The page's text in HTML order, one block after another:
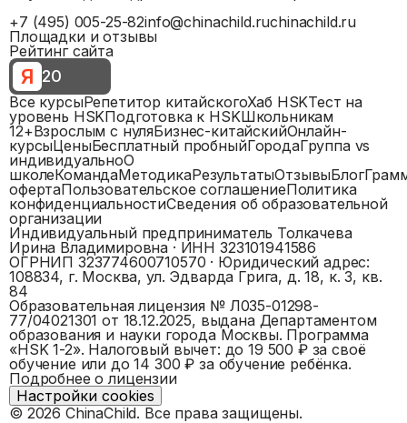
+7 (495) 005-25-82info@chinachild.ruchinachild.ru
Площадки и отзывы
Рейтинг сайта
Я 20
Все курсыРепетитор китайскогоХаб HSKТест на
уровень HSKПодготовка к HSKШкольникам
12+Взрослым с нуляБизнес-китайскийОнлайн-
курсыЦеныБесплатный пробныйГородаГруппа vs
индивидуальноО
школеКомандаМетодикаРезультатыОтзывыБлог
офертаПользовательское соглашениеПолитика
конфиденциальностиСведения об образовательной
организации
Индивидуальный предприниматель Толкачева
Ирина Владимировна· ИНН323101941586
ОГРНИП 323774600710570 · Юридический адрес:
108834, г. Москва, ул. Эдварда Грига, д. 18, к. 3, кв.
84
Образовательная лицензия № Л035-01298-
77/04021301 от 18.12.2025, выдана Департаментом
образования и науки города Москвы. Программа
«HSK 1-2». Налоговый вычет: до 19 500 ₽ за своё
обучение или до 14 300 ₽ за обучение ребёнка.
Подробнее о лицензии
Настройки cookies
© 2026 ChinaChild. Все права защищены.